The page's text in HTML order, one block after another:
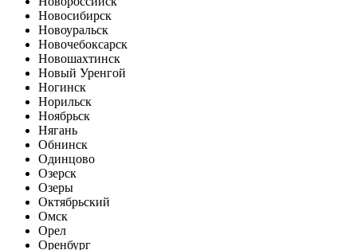
Новосибирск
Новоуральск
Новочебоксарск
Новошахтинск
Новый Уренгой
Ногинск
Норильск
Ноябрьск
Нягань
Обнинск
Одинцово
Озерск
Озеры
Октябрьский
Омск
Орел
Оренбург